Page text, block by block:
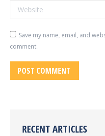
Website
Save my name, email, and
comment.
POST COMMENT
RECENT ARTICLES